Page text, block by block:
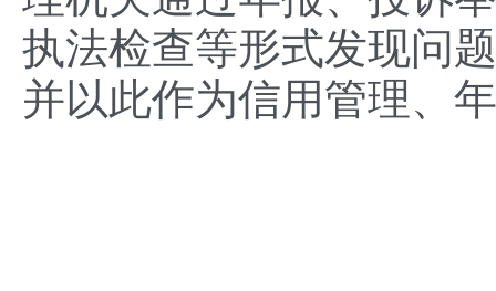
执法检查等形式发现问
并以此作为信用管理、